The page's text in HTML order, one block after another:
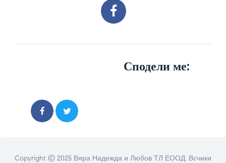
Сподели ме:
Copyright © 2025 Вяра Надежда и Любов ТЛ ЕООД. Всчики